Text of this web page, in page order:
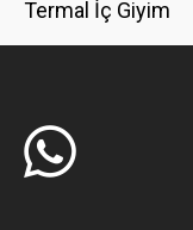
Termal İç Giyim